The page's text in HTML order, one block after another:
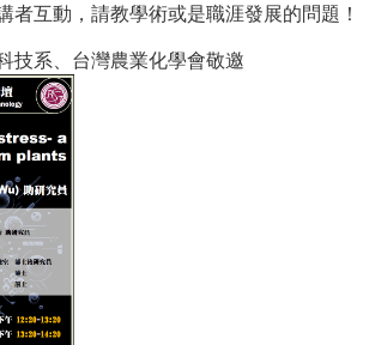
者互動，請教學術或是職涯發展的問題！
技系、台灣農業化學會敬邀